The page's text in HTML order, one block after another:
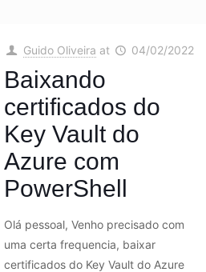
Guido Oliveira at 04/02/2022
Baixando
certificados do
Key Vault do
Azure com
PowerShell
Olá pessoal, Venho precisado com
uma certa frequencia, baixar
certificados do Key Vault do Azure